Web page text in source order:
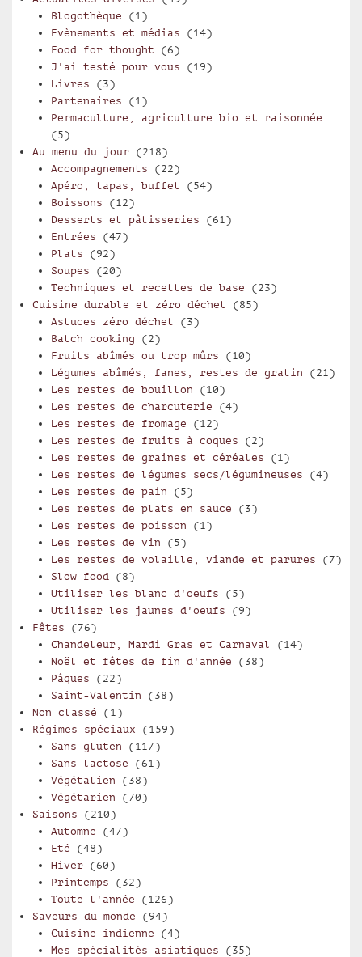
Blogothèque (1)
Evènements et médias (14)
Food for thought (6)
J'ai testé pour vous (19)
Livres (3)
Partenaires (1)
Permaculture, agriculture bio et raisonnée
(5)
Au menu du jour (218)
Accompagnements (22)
Apéro, tapas, buffet (54)
Boissons (12)
Desserts et pâtisseries (61)
Entrées (47)
Plats (92)
Soupes (20)
Techniques et recettes de base (23)
Cuisine durable et zéro déchet (85)
Astuces zéro déchet (3)
Batch cooking (2)
Fruits abîmés ou trop mûrs (10)
Légumes abîmés, fanes, restes de gratin (21)
Les restes de bouillon (10)
Les restes de charcuterie (4)
Les restes de fromage (12)
Les restes de fruits à coques (2)
Les restes de graines et céréales (1)
Les restes de légumes secs/légumineuses (4)
Les restes de pain (5)
Les restes de plats en sauce (3)
Les restes de poisson (1)
Les restes de vin (5)
Les restes de volaille, viande et parures (7)
Slow food (8)
Utiliser les blanc d'oeufs (5)
Utiliser les jaunes d'oeufs (9)
Fêtes (76)
Chandeleur, Mardi Gras et Carnaval (14)
Noël et fêtes de fin d'année (38)
Pâques (22)
Saint-Valentin (38)
Non classé (1)
Régimes spéciaux (159)
Sans gluten (117)
Sans lactose (61)
Végétalien (38)
Végétarien (70)
Saisons (210)
Automne (47)
Eté (48)
Hiver(60)
Printemps (32)
Toute l'année (126)
Saveurs du monde (94)
Cuisine indienne (4)
Mes spécialités asiatiques (35)